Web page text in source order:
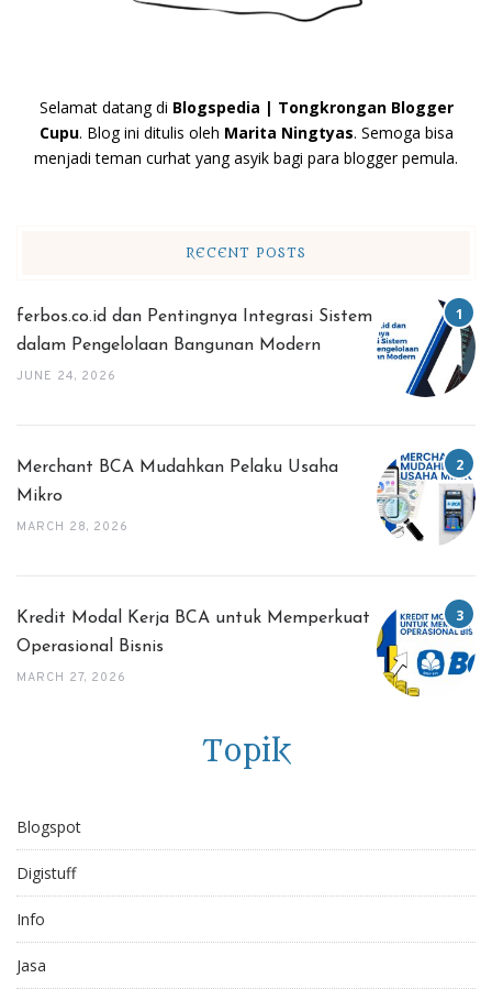
Selamat datang di Blogspedia | Tongkrongan Blogger
Cupu. Blog ini ditulis oleh Marita Ningtyas. Semoga bisa
menjadi teman curhat yang asyik bagi para blogger pemula.
RECENT POSTS
ferbos.co.id dan Pentingnya Integrasi Sistem
dalam Pengelolaan Bangunan Modern
JUNE 24, 2026
Merchant BCA Mudahkan Pelaku Usaha
Mikro
MARCH 28, 2026
Kredit Modal Kerja BCA untuk Memperkuat
Operasional Bisnis
MARCH 27, 2026
Topik
Blogspot
Digistuff
Info
Jasa